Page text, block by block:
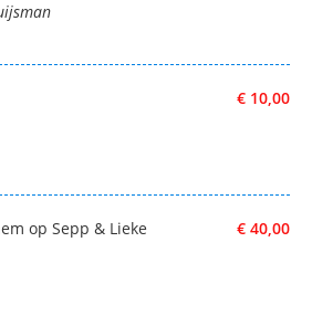
€ 10,00
€ 40,00
op Sepp & Lieke